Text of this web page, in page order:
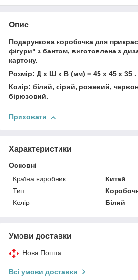
Опис
Подарункова коробочка для
фігури" з бантом, виготовлена з
картону.
Розмір: Д х Ш х В (мм) = 45 х 45 х 35 .
Колір: білий, сірий, рожевий,
бірюзовий.
Приховати
Характеристики
Основні
Країна виробник
Китай
Тип
Колір
Білий
Умови доставки
Нова Пошта
Всі умови доставки